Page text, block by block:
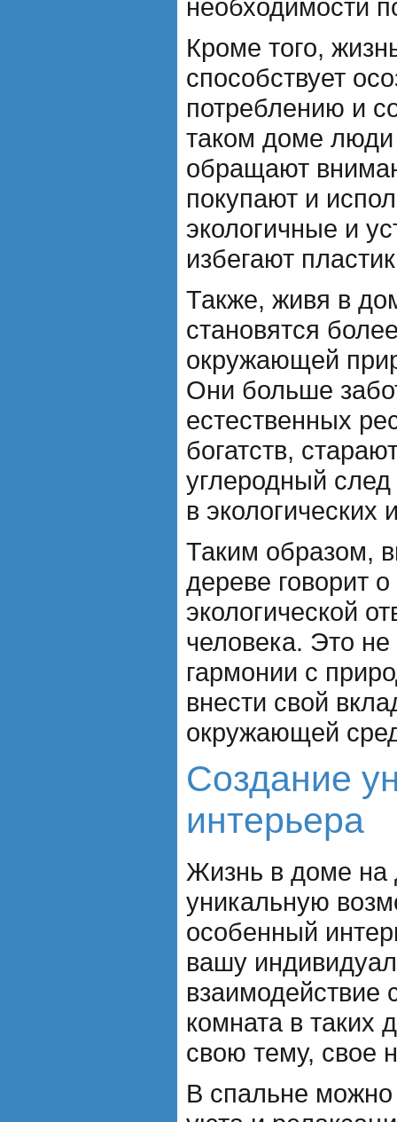
необходимости
Кроме того,
способствует
потреблению и
таком доме
обращают
покупают и
экологичные и
избегают
Также, живя в
становятся
окружающей
Они больше
естественных
богатств,
углеродный
в экологических
Таким образом,
дереве говорит
экологической
человека. Это
гармонии с
внести свой
окружающей
Создание
интерьера
Жизнь в доме на
уникальную
особенный
вашу
взаимодействие
комната в таких
свою тему, свое
В спальне